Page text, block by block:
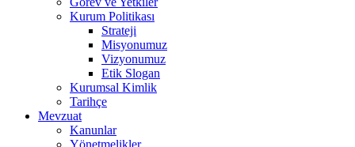
Kurum Politikası
Strateji
Misyonumuz
Vizyonumuz
Etik Slogan
Kurumsal Kimlik
Tarihçe
Mevzuat
Kanunlar
Yönetmelikler